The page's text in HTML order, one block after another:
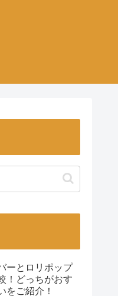
ーとロリポップ
！どっちがおす
をご紹介！